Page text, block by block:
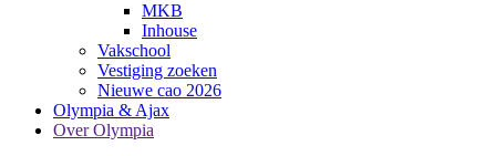
MKB
Inhouse
Vakschool
Vestiging zoeken
Nieuwe cao 2026
Olympia & Ajax
Over Olympia